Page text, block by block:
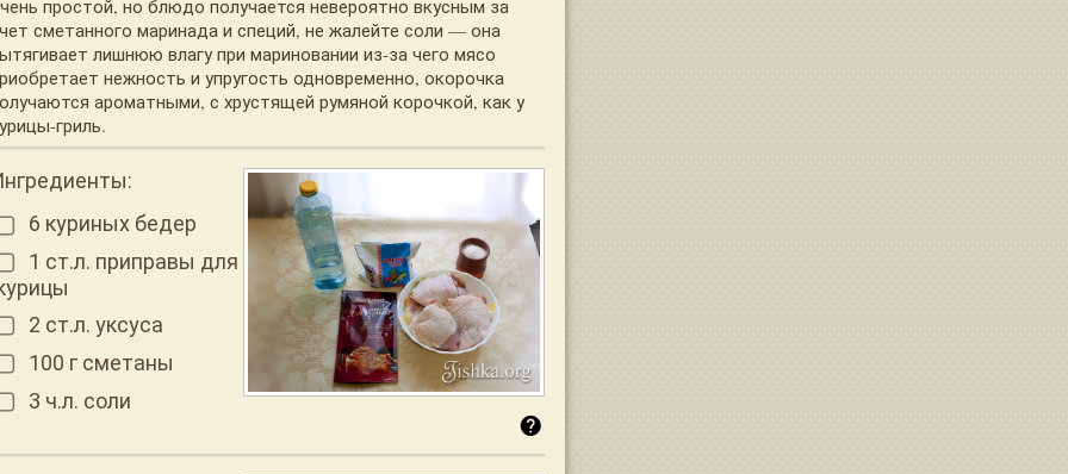
простой, но блюдо получается невероятно вкусным за
сметанного маринада и специй, не жалейте соли — она
лишнюю влагу при мариновании из-за чего мясо
нежность и упругость одновременно, окорочка
ароматными, с хрустящей румяной корочкой, как у
гриль.
6 куриных бедер
1 ст.л. приправы для
2 ст.л. уксуса
100 г сметаны
3 ч.л. соли